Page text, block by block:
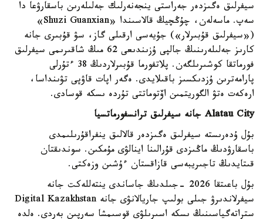
سيفرلىق ەگىزدەر جەراستى ينجەنەرلىك جەلىلەرىن باسقارۋعا دا
سەپ. ماسەلەن، چۇڭچيڭ قالاسىندا «Shuzi Guanxian»
(«سيفرلىق قۇبىرلار») جۇيەسى ارقىلى گاز، سۋ قۇبىرى جانە
كارىز جەلىلەرىنىڭ جالپى ۇزىندىعى 62 مىڭ شاقىرىمى سيفرلىق
فورماتقا كوشىرىلگەن. پلاتفورما قۇبىرلاردىڭ 38 ءتۇرلى
پارامەترىن ۇزدىكسىز باقىلايدى. ەگەر اپات قاۋپى تۋىنداسا،
ارەكەت ەتۋ الگوريتمىن اۆتوماتتى تۇردە ىسكە قوسادى.
Alatau City جانە سيفرلىق ترانسفورماتسيا
بۇل ۇدەرىستە سيفرلىق ەگىزدەر قالالىق ينفراقۇرىلىمدى
باسقارۋدىڭ ماڭىزدى قۇرالىنا اينالۋى مۇمكىن. سوندىقتان
قىتايدىڭ تاجىريبەسى قازاقستان ءۇشىن وزەكتى.
بۇل باعىتقا 2026 -جىلدىڭ جاساندى ينتەللەكت جانە
سيفرلاندىرۋ جىلى بولىپ جاريالانۋى جانە Digital Kazakhstan
ستراتەگياسىنىڭ ىسكە اسىرىلۋى قوسىمشا سەرپىن بەردى. ەلدە